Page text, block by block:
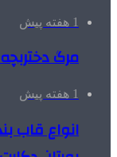
1 هفته پیش
مرگ دختربچه ۷ ساله در پارک
1 هفته پیش
انواع قاب